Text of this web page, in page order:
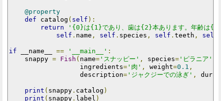
@property
def catalog ( self ):
return
'{0}は{1}であり、歯は{2}本あります。年齢は
self . name , self . species , self . teeth , self
if __name__ == '__main__' :
    snappy
= Fish ( name= 'スナッピー' , species= 'ピラニア'
                  ingredients
= '肉' , weight=0.1 ,
                  description
= 'ジャクジーでの泳ぎ' ,
print ( snappy . catalog )
print ( snappy . label )